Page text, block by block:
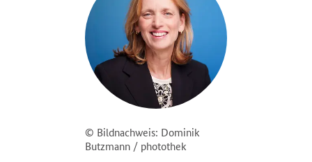
© Bildnachweis: Dominik
Butzmann / photothek